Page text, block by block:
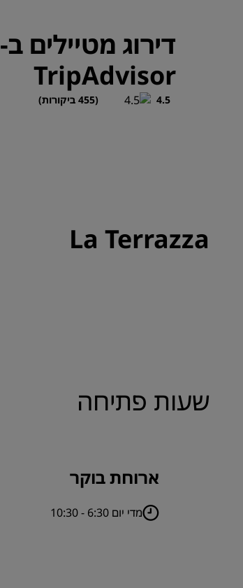
דירוג מטיילים ב-
TripAdvisor
4.5 (455 ביקורות)
La Terrazza
שעות פתיחה
ארוחת בוקר
מדי יום 6:30 - 10:30